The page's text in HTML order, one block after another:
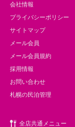
会社情報
プライバシーポリシー
サイトマップ
メール会員
メール会員規約
採用情報
お問い合わせ
札幌の民泊管理
全店共通メニュー